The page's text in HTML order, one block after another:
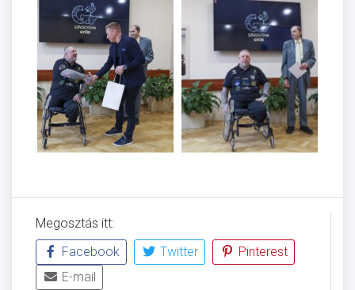
Megosztás itt:
Facebook
Twitter
Pinterest
E-mail